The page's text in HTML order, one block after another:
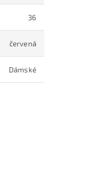
36
červená
Dámské